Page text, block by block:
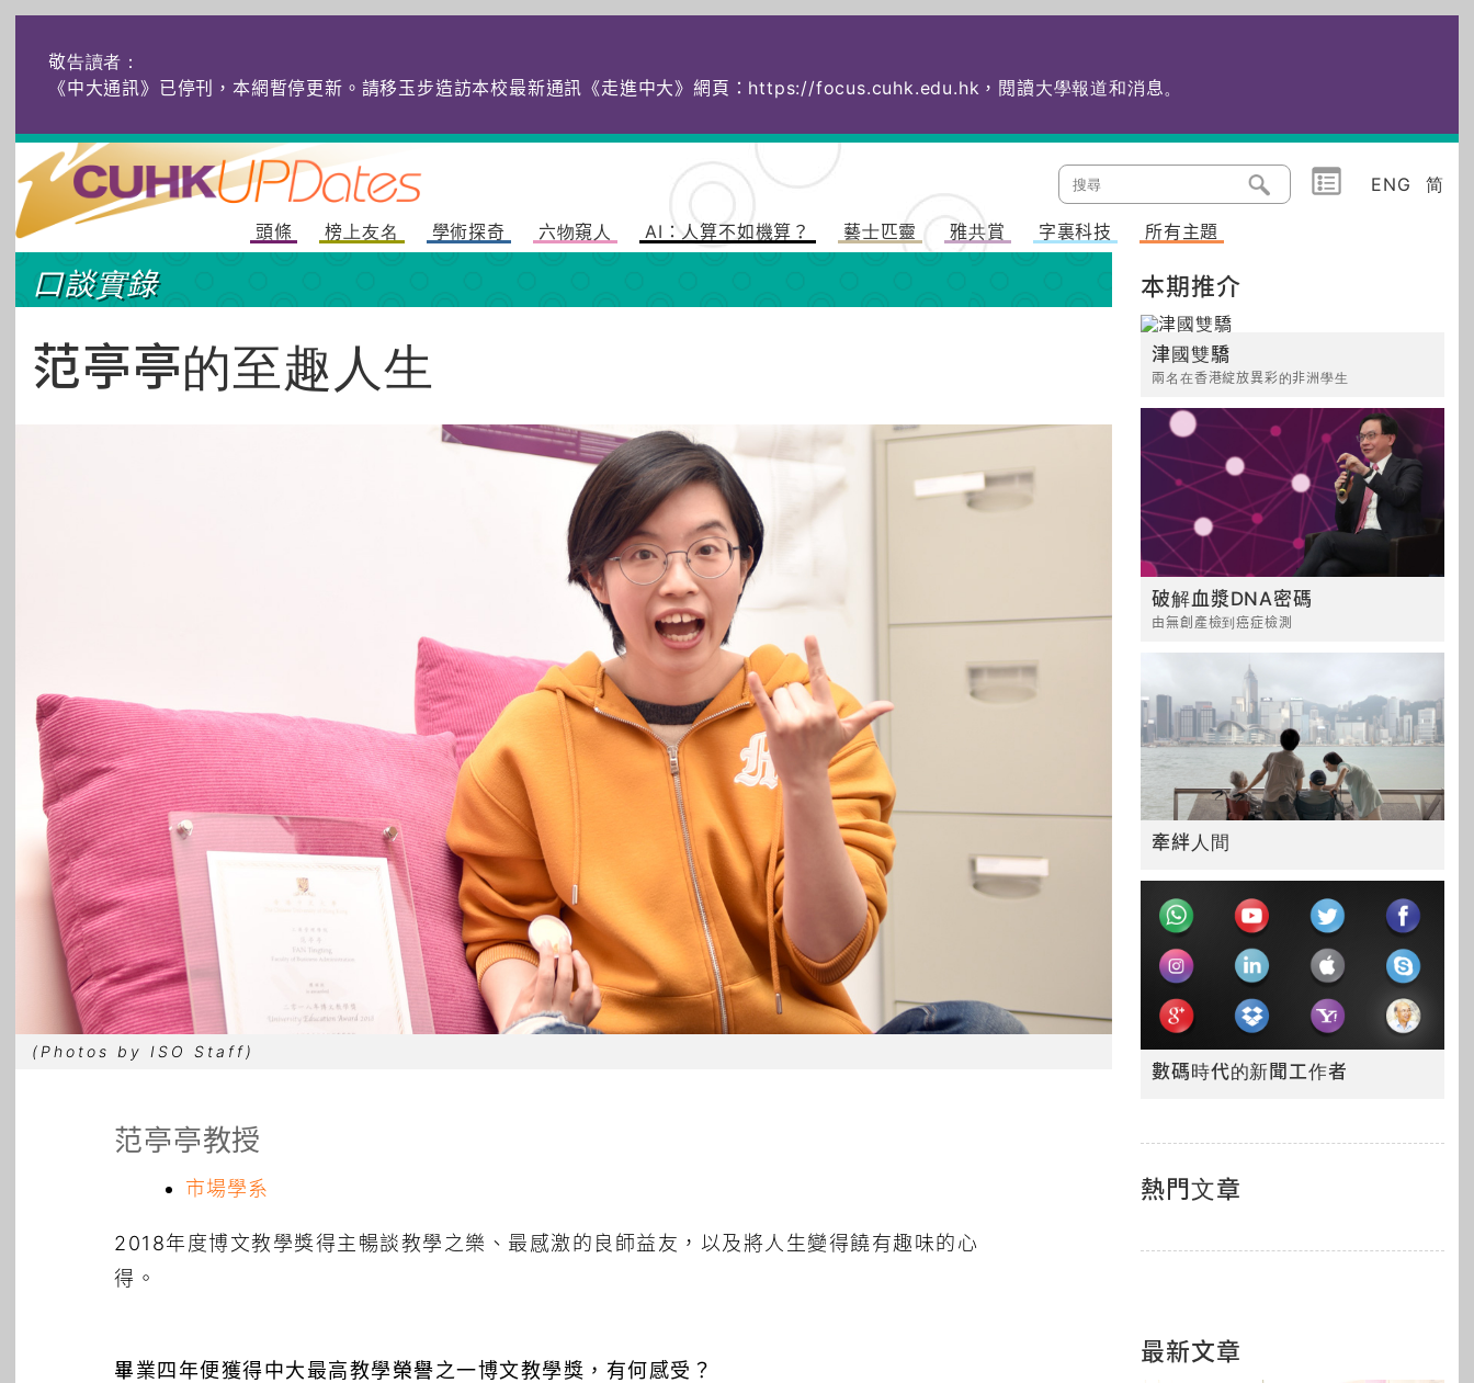
敬告讀者：
《中大通訊》已停刊，本網暫停更新。請移玉步造訪本校最新通訊《走進中大》網頁： https://focus.cuhk.edu.hk，閱讀大學報道和消息。
ENG 简
頭條 榜上友名 學術探奇 六物窺人 AI：人算不如機算？ 藝士匹靈 雅共賞 字裏科技 所有主題
口談實錄
范亭亭的至趣人生
(Photos by ISO Staff)
范亭亭教授
市場學系
2018年度博文教學獎得主暢談教學之樂、最感激的良師益友，以及將人生變得饒有趣味的心
得。
畢業四年便獲得中大最高教學榮譽之一博文教學獎，有何感受？
本期推介
津國雙驕
兩名在香港綻放異彩的非洲學生
破解血漿DNA密碼
由無創產檢到癌症檢測
牽絆人間
數碼時代的新聞工作者
熱門文章
最新文章